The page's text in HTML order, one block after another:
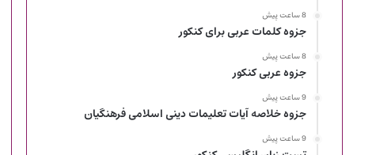
8 ساعت پیش
جزوه کلمات عربی برای کنکور
8 ساعت پیش
جزوه عربی کنکور
9 ساعت پیش
جزوه خلاصه آیات تعلیمات دینی اسلامی فرهنگیان
9 ساعت پیش